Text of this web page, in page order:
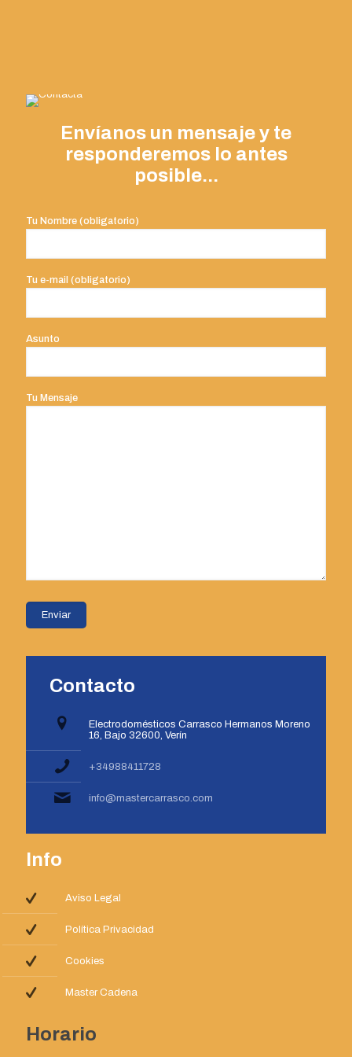
Envíanos un mensaje y te
responderemos lo antes
posible...
Tu Nombre (obligatorio)
Tu e-mail (obligatorio)
Asunto
Tu Mensaje
Contacto
Electrodomésticos Carrasco Hermanos Moreno
16, Bajo 32600, Verín
+34988411728
info@mastercarrasco.com
Info
Aviso Legal
Política Privacidad
Cookies
Master Cadena
Horario